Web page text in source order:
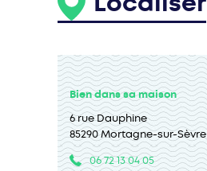
Bien dans sa maison
6 rue Dauphine
85290 Mortagne-sur-Sèvre
06 72 13 04 05